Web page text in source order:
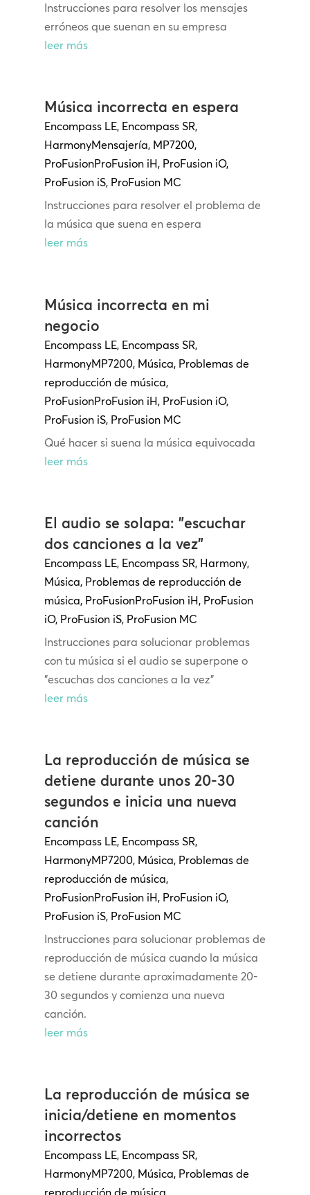
Instrucciones para resolver los mensajes
erróneos que suenan en su empresa
leer más
Música incorrecta en espera
Encompass LE, Encompass SR,
HarmonyMensajería, MP7200,
ProFusionProFusion iH, ProFusion iO,
ProFusion iS, ProFusion MC
Instrucciones para resolver el problema de
la música que suena en espera
leer más
Música incorrecta en mi
negocio
Encompass LE, Encompass SR,
HarmonyMP7200, Música, Problemas de
reproducción de música,
ProFusionProFusion iH, ProFusion iO,
ProFusion iS, ProFusion MC
Qué hacer si suena la música equivocada
leer más
El audio se solapa: "escuchar
dos canciones a la vez"
Encompass LE, Encompass SR, Harmony,
Música, Problemas de reproducción de
música, ProFusionProFusion iH, ProFusion
iO, ProFusion iS, ProFusion MC
Instrucciones para solucionar problemas
con tu música si el audio se superpone o
"escuchas dos canciones a la vez"
leer más
La reproducción de música se
detiene durante unos 20-30
segundos e inicia una nueva
canción
Encompass LE, Encompass SR,
HarmonyMP7200, Música, Problemas de
reproducción de música,
ProFusionProFusion iH, ProFusion iO,
ProFusion iS, ProFusion MC
Instrucciones para solucionar problemas de
reproducción de música cuando la música
se detiene durante aproximadamente 20-
30 segundos y comienza una nueva
canción.
leer más
La reproducción de música se
inicia/detiene en momentos
incorrectos
Encompass LE, Encompass SR,
HarmonyMP7200, Música, Problemas de